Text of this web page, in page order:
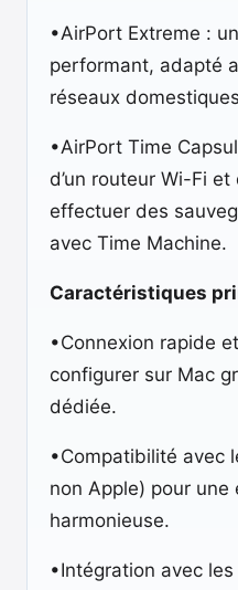
•AirPort Extreme :
performant, adapté
réseaux
•AirPort Time
d’un routeur Wi-Fi
effectuer des
avec Time Machine.
Caractéristiques
•Connexion rapide
configurer sur Mac
dédiée.
•Compatibilité avec
non Apple) pour
harmonieuse.
•Intégration avec